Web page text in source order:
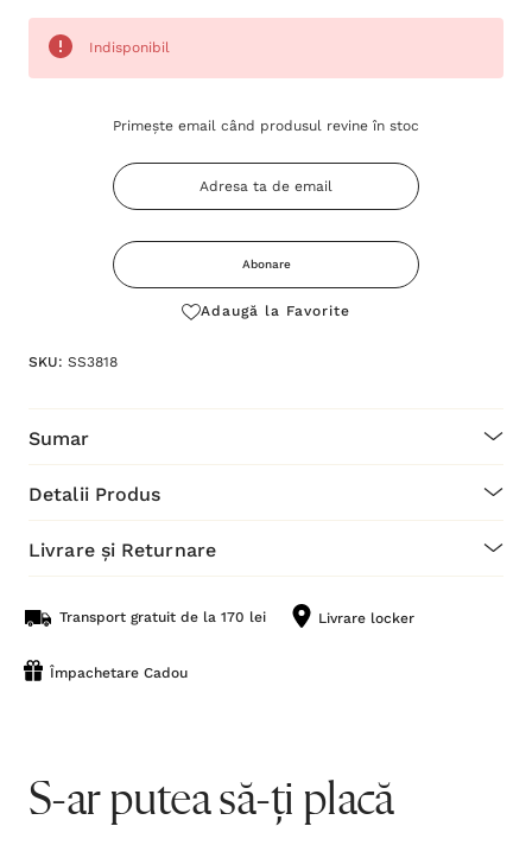
Indisponibil
Primește email când produsul revine în stoc
Abonare
Adaugă la Favorite
SKU: SS3818
Sumar
Detalii Produs
Livrare și Returnare
Transport gratuit de la 170 lei Livrare locker
Împachetare Cadou
S-ar putea să-ți placă